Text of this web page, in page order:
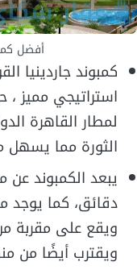
أفضل
كمبوند جاردينيا
استراتيجي مميز ،
لمطار القاهرة
الثورة مما يسهل
دقائق، كما يوجد
ويقترب أيضًا من